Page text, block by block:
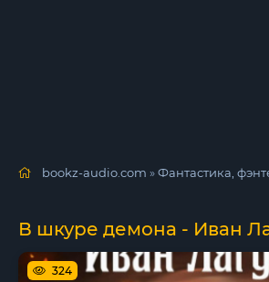
bookz-audio.com »Фантастика,
В шкуре демона - Иван
324